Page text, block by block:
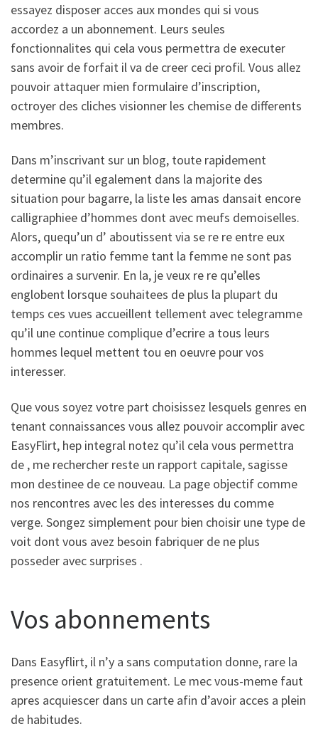
essayez disposer acces aux mondes qui si vous
accordez a un abonnement. Leurs seules
fonctionnalites qui cela vous permettra de executer
sans avoir de forfait il va de creer ceci profil. Vous allez
pouvoir attaquer mien formulaire d’inscription,
octroyer des cliches visionner les chemise de differents
membres.
Dans m’inscrivant sur un blog, toute rapidement
determine qu’il egalement dans la majorite des
situation pour bagarre, la liste les amas dansait encore
calligraphiee d’hommes dont avec meufs demoiselles.
Alors, quequ’un d’ aboutissent via se re re entre eux
accomplir un ratio femme tant la femme ne sont pas
ordinaires a survenir. En la, je veux re re qu’elles
englobent lorsque souhaitees de plus la plupart du
temps ces vues accueillent tellement avec telegramme
qu’il une continue complique d’ecrire a tous leurs
hommes lequel mettent tou en oeuvre pour vos
interesser.
Que vous soyez votre part choisissez lesquels genres en
tenant connaissances vous allez pouvoir accomplir avec
EasyFlirt, hep integral notez qu’il cela vous permettra
de , me rechercher reste un rapport capitale, sagisse
mon destinee de ce nouveau. La page objectif comme
nos rencontres avec les des interesses du comme
verge. Songez simplement pour bien choisir une type de
voit dont vous avez besoin fabriquer de ne plus
posseder avec surprises .
Vos abonnements
Dans Easyflirt, il n’y a sans computation donne, rare la
presence orient gratuitement. Le mec vous-meme faut
apres acquiescer dans un carte afin d’avoir acces a plein
de habitudes.